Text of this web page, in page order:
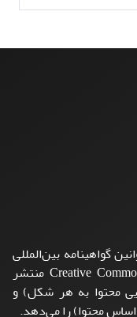
گواهینامه بین‌المللی
Creative Commons Attribution 4.0 International License منتشر
محتوا به هر شکل) و
اساس محتوا) را می‌دهد.